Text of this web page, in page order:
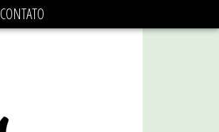
CONTATO